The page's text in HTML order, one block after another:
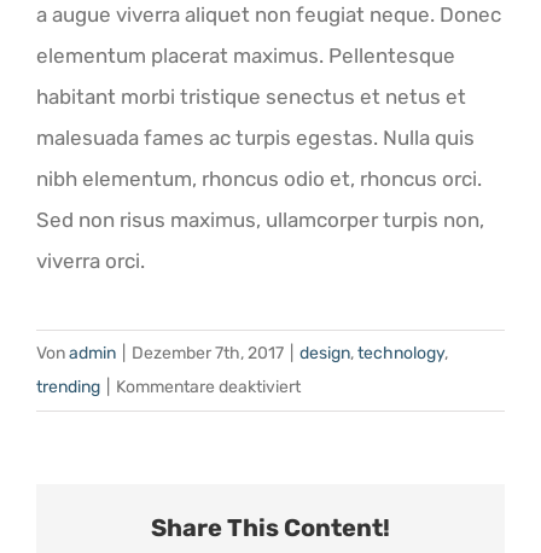
a augue viverra aliquet non feugiat neque. Donec
elementum placerat maximus. Pellentesque
habitant morbi tristique senectus et netus et
malesuada fames ac turpis egestas. Nulla quis
nibh elementum, rhoncus odio et, rhoncus orci.
Sed non risus maximus, ullamcorper turpis non,
viverra orci.
Vonadmin Dezember 7th, 2017 design,technology,
trending
Kommentare deaktiviertfür
Share This Content!